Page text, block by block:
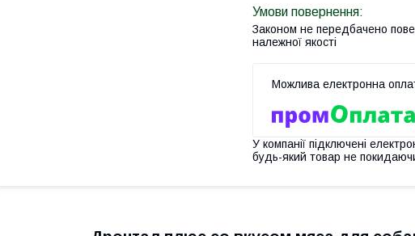
Законом не передбачено
належної якості
У компанії підключені
будь-який товар не